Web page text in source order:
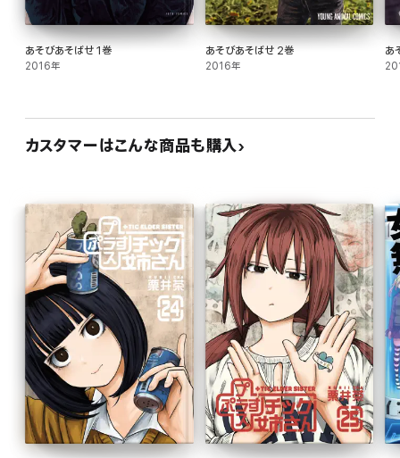
あそびあそばせ 1巻
2016年
あそびあそばせ 2巻
2016年
あ
カスタマーはこんな商品も購入